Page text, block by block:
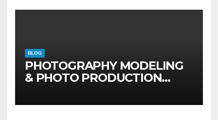
BLOG
PHOTOGRAPHY MODELING
& PHOTO PRODUCTION
kroz foto modele,